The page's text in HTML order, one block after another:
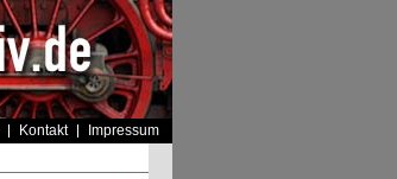
Kontakt Impressum